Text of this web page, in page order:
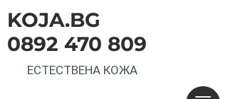
KOJA.BG
0892 470 809
ЕСТЕСТВЕНА КОЖА